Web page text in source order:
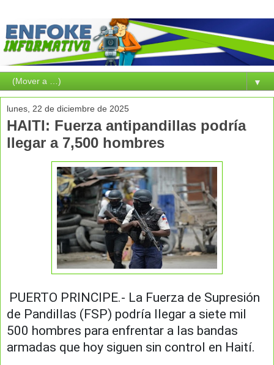
▼
lunes, 22 de diciembre de 2025
HAITI: Fuerza antipandillas podría
llegar a 7,500 hombres
PUERTO PRINCIPE.- La Fuerza de Supresión
de Pandillas (FSP) podría llegar a siete mil
500 hombres para enfrentar a las bandas
armadas que hoy siguen sin control en Haití.